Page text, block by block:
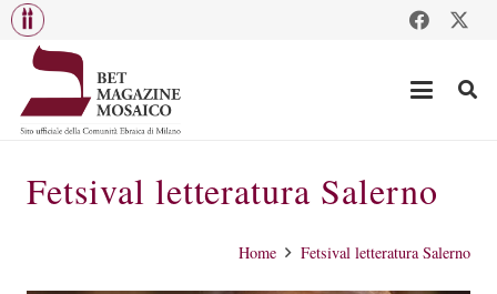
Fetsival letteratura Salerno
Home Fetsival letteratura Salerno